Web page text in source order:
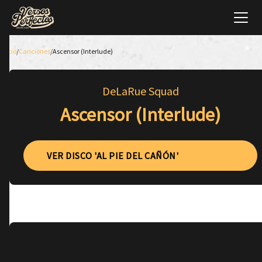
Inicio/Canciones/Ascensor (Interlude)
DeLaRue Squad
Ascensor (Interlude)
VER DISCO 'AL PIE DEL CAÑÓN'